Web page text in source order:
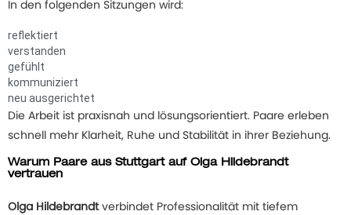
In den folgenden Sitzungen wird:
reflektiert
verstanden
gefühlt
kommuniziert
neu ausgerichtet
Die Arbeit ist praxisnah und lösungsorientiert. Paare erleben
schnell mehr Klarheit, Ruhe und Stabilität in ihrer Beziehung.
Warum Paare aus Stuttgart auf Olga Hildebrandt
vertrauen
Olga Hildebrandtverbindet Professionalität mit tiefem